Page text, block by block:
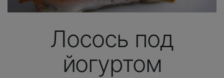
Лосось под
йогуртом